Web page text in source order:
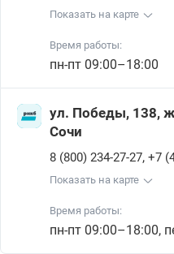
Показать на карте
Время работы:
пн-пт 09:00–18:00
ул. Победы, 138,
Сочи
8 (800) 234-27-27, +7
Показать на карте
Время работы:
пн-пт 09:00–18:00,